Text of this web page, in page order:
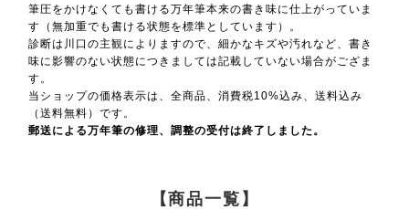
筆圧をかけなくても書ける万年筆本来の書き味に仕上がっていま
す（無加重でも書ける状態を標準としています）。
診断は川口の主観によりますので、細かなキズや汚れなど、書き
味に影響のない状態につきましては記載していない場合がござま
す。
当ショップの価格表示は、全商品、消費税10%込み、送料込み
（送料無料）です。
郵送による万年筆の修理、調整の受付は終了しました。
【商品一覧】